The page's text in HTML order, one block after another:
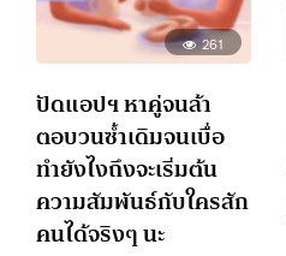
261
ปัดแอปฯ หาคู่จนล้า
ตอบวนซ้ำเดิมจนเบื่อ
ทำยังไงถึงจะเริ่มต้น
ความสัมพันธ์กับใครสัก
คนได้จริงๆ นะ